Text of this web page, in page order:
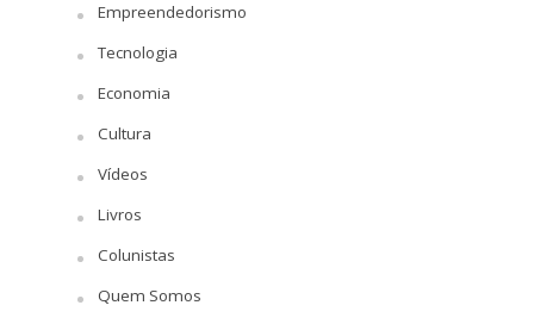
Empreendedorismo
Tecnologia
Economia
Cultura
Vídeos
Livros
Colunistas
Quem Somos